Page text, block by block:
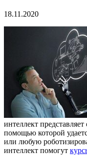
18.11.2020
интеллект
помощью которой
или любую
интеллект помогут